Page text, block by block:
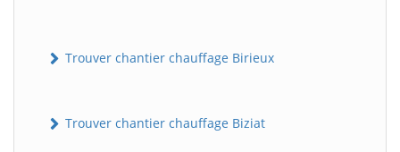
Trouver chantier chauffage Birieux
Trouver chantier chauffage Biziat